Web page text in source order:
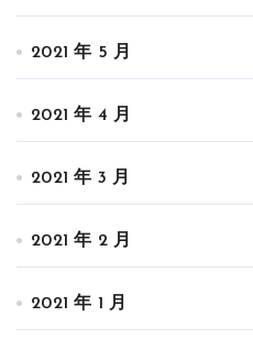
2021 年 5 月
2021 年 4 月
2021 年 3 月
2021 年 2 月
2021 年 1 月